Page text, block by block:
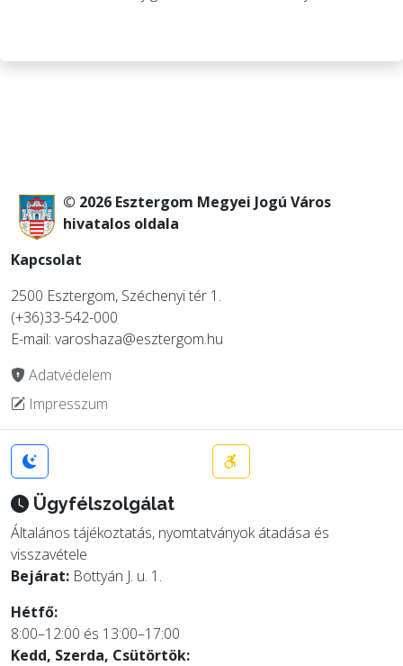
© 2026 Esztergom Megyei Jogú Város
hivatalos oldala
Kapcsolat
2500 Esztergom, Széchenyi tér 1.
(+36)33-542-000
E-mail: varoshaza@esztergom.hu
Adatvédelem
Impresszum
Ügyfélszolgálat
Általános tájékoztatás, nyomtatványok átadása és
visszavétele
Bejárat: Bottyán J. u. 1.
Hétfő:
8:00–12:00 és 13:00–17:00
Kedd, Szerda, Csütörtök: